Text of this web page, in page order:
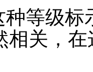
种等级标
相关，